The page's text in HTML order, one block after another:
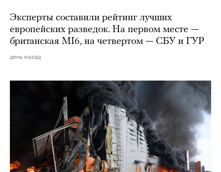
Эксперты составили рейтинг лучших
европейских разведок. На первом месте —
британская MI6, на четвертом — СБУ и ГУР
день назад